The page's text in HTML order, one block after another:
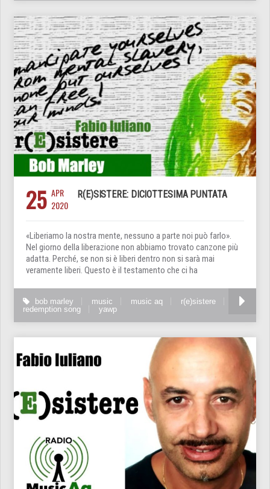
25 APR
2020
R(E)SISTERE: DICIOTTESIMA PUNTATA
«Liberiamo la nostra mente, nessuno a parte noi può farlo».
Nel giorno della liberazione non abbiamo trovato canzone più
adatta. Perché, se non si è liberi dentro non si sarà mai
veramente liberi. Questo è il testamento che ci ha
bob marley music music aq
r(e)sistere
redemption song
yawp